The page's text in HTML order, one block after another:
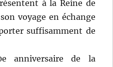
à la Reine de
voyage en échange
suffisamment de
anniversaire de la